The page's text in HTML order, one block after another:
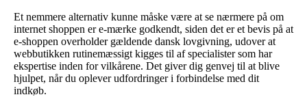
Et nemmere alternativ kunne måske være at se nærmere på om
internet shoppen er e-mærke godkendt, siden det er et bevis på at
e-shoppen overholder gældende dansk lovgivning, udover at
webbutikken rutinemæssigt kigges til af specialister som har
ekspertise inden for vilkårene. Det giver dig genvej til at blive
hjulpet, når du oplever udfordringer i forbindelse med dit
indkøb.